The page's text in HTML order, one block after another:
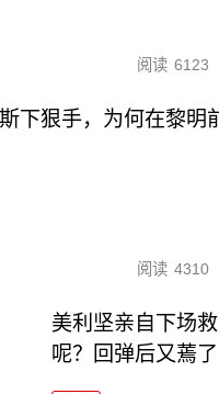
阅读 6123
下狠手，为何在黎明
阅读 4310
美利坚亲自下场
呢？回弹后又蔫了